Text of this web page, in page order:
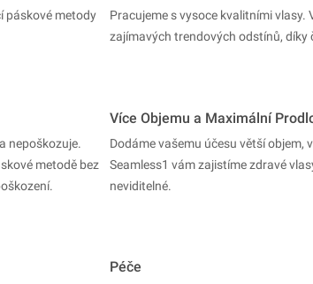
páskové metody
Pracujeme s vysoce kvalitními
zajímavých trendových odstínů, díky
nepoškozuje.
metodě bez
Více Objemu a Maximální
Dodáme vašemu účesu větší
Seamless1 vám zajistíme zdravé
neviditelné.
Péče